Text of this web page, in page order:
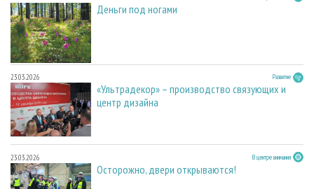
Деньги под ногами
23.03.2026 Развитие
«Ультрадекор» – производство связующих и
центр дизайна
23.03.2026 В центре внимания
Осторожно, двери открываются!